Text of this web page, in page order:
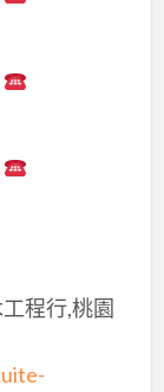
程行,桃園